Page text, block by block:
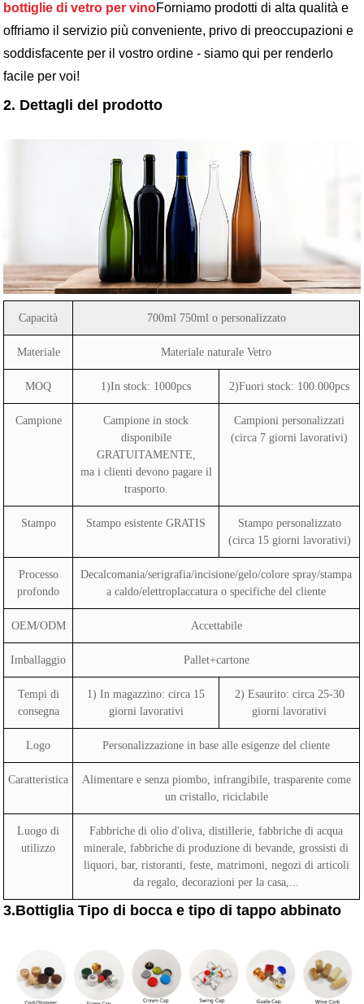
bottiglie di vetro per vinoForniamo prodotti di alta qualità e
offriamo il servizio più conveniente, privo di preoccupazioni e
soddisfacente per il vostro ordine - siamo qui per renderlo
facile per voi!
2. Dettagli del prodotto
Capacità 700ml 750ml o personalizzato
Materiale Materiale naturale Vetro
MOQ 1)In stock: 1000pcs 2)Fuori stock: 100.000pcs
Campione
Campione in stock
disponibile
GRATUITAMENTE,
ma i clienti devono pagare il
trasporto.
Campioni personalizzati
(circa 7 giorni lavorativi)
Stampo Stampo esistente GRATIS
Stampo personalizzato
(circa 15 giorni lavorativi)
Processo
profondo
Decalcomania/serigrafia/incisione/gelo/colore spray/stampa
a caldo/elettroplaccatura o specifiche del cliente
OEM/ODM Accettabile
Imballaggio Pallet+cartone
Tempi di
consegna
1) In magazzino: circa 15
giorni lavorativi
2) Esaurito: circa 25-30
giorni lavorativi
Logo Personalizzazione in base alle esigenze del cliente
Caratteristica
Alimentare e senza piombo, infrangibile, trasparente come
un cristallo, riciclabile
Luogo di
utilizzo
Fabbriche di olio d'oliva, distillerie, fabbriche di acqua
minerale, fabbriche di produzione di bevande, grossisti di
liquori, bar, ristoranti, feste, matrimoni, negozi di articoli
da regalo, decorazioni per la casa,...
3.Bottiglia Tipo di bocca e tipo di tappo abbinato